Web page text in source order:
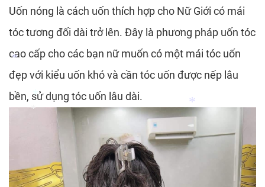
*
* *
Uốn nóng là cách uốn thích hợp cho Nữ Giới có mái
tóc tương đối dài trở lên. Đây là phương pháp uốn tóc
cao cấp cho các bạn nữ muốn có một mái tóc uốn
đẹp với kiểu uốn khó và cần tóc uốn được nếp lâu
bền, sử dụng tóc uốn lâu dài.